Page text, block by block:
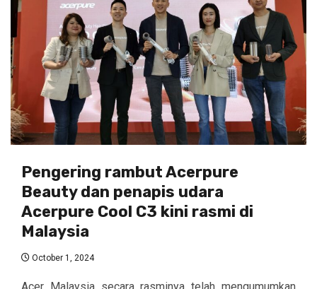
Pengering rambut Acerpure
Beauty dan penapis udara
Acerpure Cool C3 kini rasmi di
Malaysia
October 1, 2024